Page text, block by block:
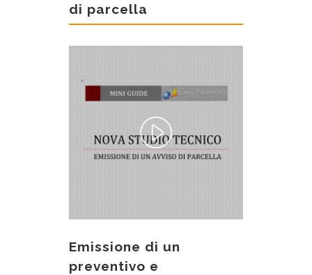
di parcella
Emissione di un
preventivo e